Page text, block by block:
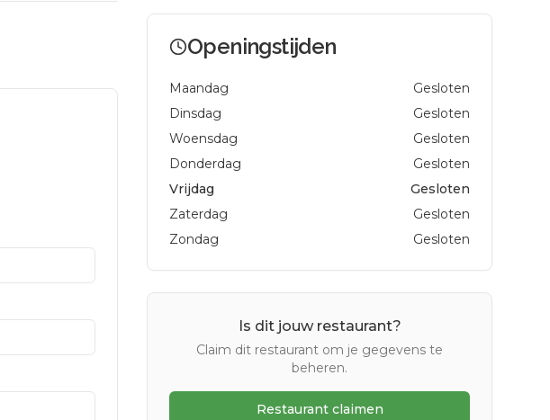
Openingstijden
Maandag
Gesloten
Dinsdag
Gesloten
Woensdag
Gesloten
Donderdag
Gesloten
Vrijdag
Gesloten
Zaterdag
Gesloten
Zondag
Gesloten
Is dit jouw restaurant?
Claim dit restaurant om je gegevens te
beheren.
Restaurant claimen